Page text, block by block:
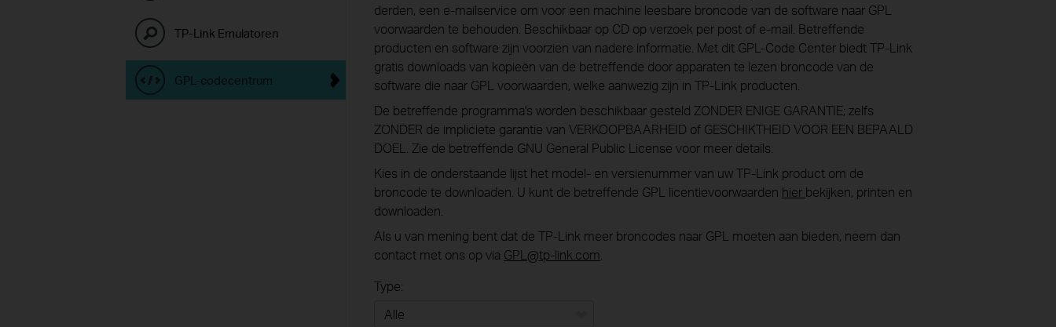
TP-Link Emulatoren
GPL-codecentrum
derden, een e-mailservice om voor een ​​machine leesbare broncode van de software naar GPL
voorwaarden te behouden. Beschikbaar op CD op verzoek per post of e-mail. Betreffende
producten en software zijn voorzien van nadere informatie. Met dit GPL-Code Center biedt TP-Link
gratis downloads van kopieën van de betreffende door apparaten te lezen broncode van de
software die naar GPL voorwaarden, welke aanwezig zijn in TP-Link producten.
De betreffende programma's worden beschikbaar gesteld ZONDER ENIGE GARANTIE; zelfs
ZONDER de impliciete garantie van VERKOOPBAARHEID of GESCHIKTHEID VOOR EEN BEPAALD
DOEL. Zie de betreffende GNU General Public License voor meer details.
Kies in de onderstaande lijst het model- en versienummer van uw TP-Link product om de
broncode te downloaden. U kunt de betreffende GPL licentievoorwaarden hier bekijken, printen en
downloaden.
Als u van mening bent dat de TP-Link meer broncodes naar GPL moeten aan bieden, neem dan
contact met ons op via GPL@tp-link.com
Type: